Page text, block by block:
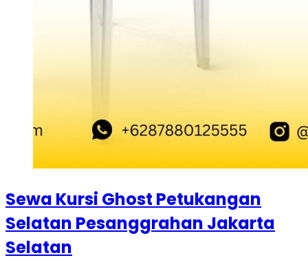
Sewa Kursi Ghost Petukangan
Selatan Pesanggrahan Jakarta
Selatan